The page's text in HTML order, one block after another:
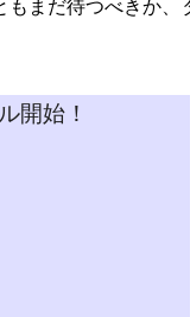
まだ待つべきか、
開始！